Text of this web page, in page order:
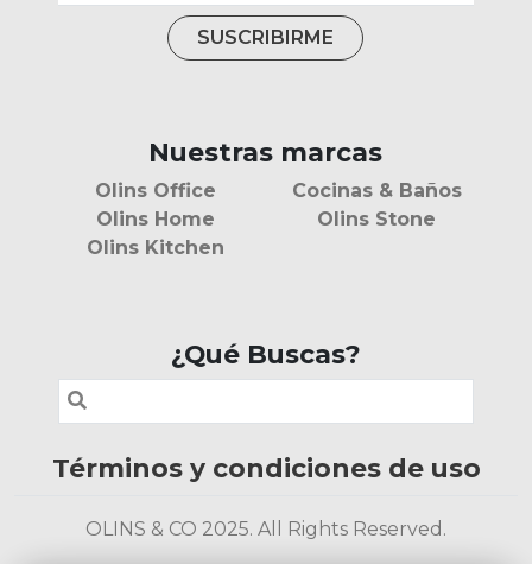
Nuestras marcas
Olins Office
Olins Home
Olins Kitchen
Cocinas & Baños
Olins Stone
¿Qué Buscas?
Términos y condiciones de uso
OLINS & CO 2025. All Rights Reserved.